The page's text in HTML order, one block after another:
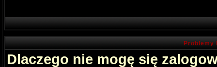
Problemy
Dlaczego nie mogę się